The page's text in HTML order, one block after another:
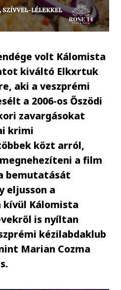
volt Kálomista
kiváltó Elkxrtuk
aki a veszprémi
a 2006-os Őszödi
zavargásokat
krimi
közt arról,
a film
bemutatását
eljusson a
kívül Kálomista
is nyíltan
kézilabdaklub
Marian Cozma